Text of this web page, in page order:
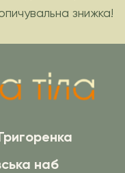
знижка!
наб